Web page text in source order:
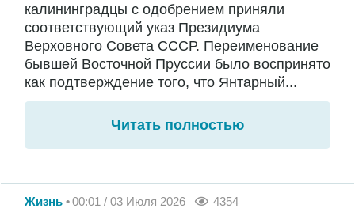
калининградцы с одобрением приняли
соответствующий указ Президиума
Верховного Совета СССР. Переименование
бывшей Восточной Пруссии было воспринято
как подтверждение того, что Янтарный...
Читать полностью
Жизнь 00:01 / 03 Июля 2026 4354